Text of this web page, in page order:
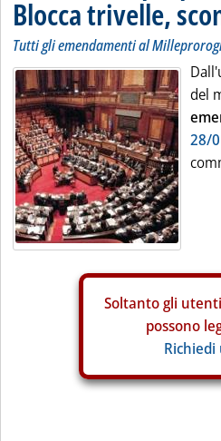
Blocca trivelle,
Tutti gli emendamenti al
del
28/
Soltanto gli
possono